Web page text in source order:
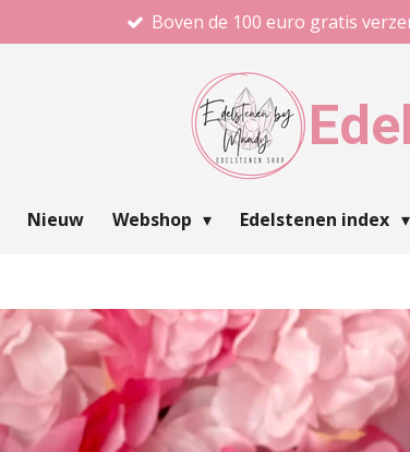
Boven de 100 euro gratis
Nieuw Webshop Edelstenen index